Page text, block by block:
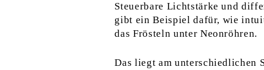
Steuerbare Lichtstärke und
gibt ein Beispiel dafür, wie
das Frösteln unter Neonröhren.
Das liegt am unterschiedlichen